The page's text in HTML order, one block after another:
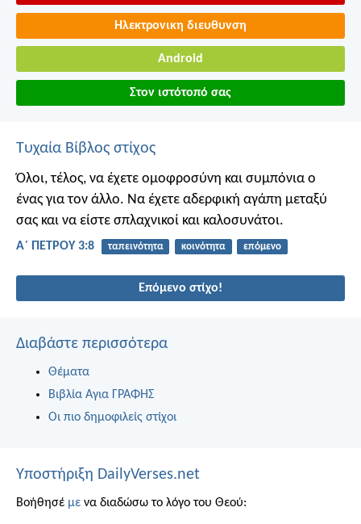
Ηλεκτρονικη διευθυνση
Android
Στον ιστότοπό σας
Τυχαία Βίβλος στίχος
Όλοι, τέλος, να έχετε ομοφροσύνη και συμπόνια ο
ένας για τον άλλο. Να έχετε αδερφική αγάπη μεταξύ
σας και να είστε σπλαχνικοί και καλοσυνάτοι.
Α΄ ΠΕΤΡΟΥ 3:8 ταπεινότητα κοινότητα επόμενο
Επόμενο στίχο!
Διαβάστε περισσότερα
Θέματα
Βιβλία Αγια ΓΡΑΦΗΣ
Οι πιο δημοφιλείς στίχοι
Υποστήριξη DailyVerses.net
Βοήθησέ με να διαδώσω το λόγο του Θεού: